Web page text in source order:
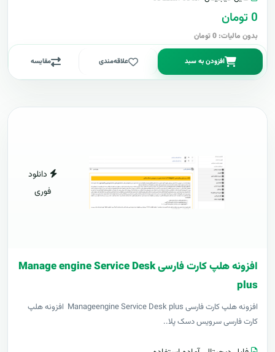
0 تومان
بدون مالیات: 0 تومان
افزودن به سبد علاقه‌مندی مقایسه
دانلود
فوری
افزونه هلپ کارت فارسی Manage engine Service Desk
plus
افزونه هلپ کارت فارسی Manageengine Service Desk plus افزونه هلپ
کارت فارسی سرویس دسک پلا..